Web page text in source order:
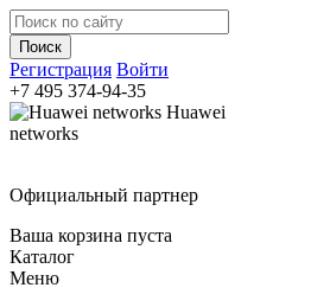
Регистрация Войти
+7 495 374-94-35
Huawei
networks
Официальный партнер
Ваша корзина пуста
Каталог
Меню